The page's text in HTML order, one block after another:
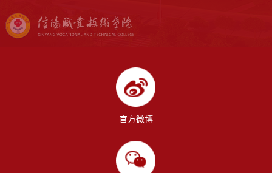
官方微博